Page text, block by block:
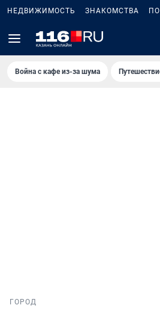
НЕДВИЖИМОСТЬ ЗНАКОМСТВА
Война с кафе из-за шума
ГОРОД